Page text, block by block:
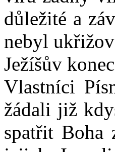
důležité a
nebyl
Ježíšův
Vlastníci
žádali již
spatřit Boha